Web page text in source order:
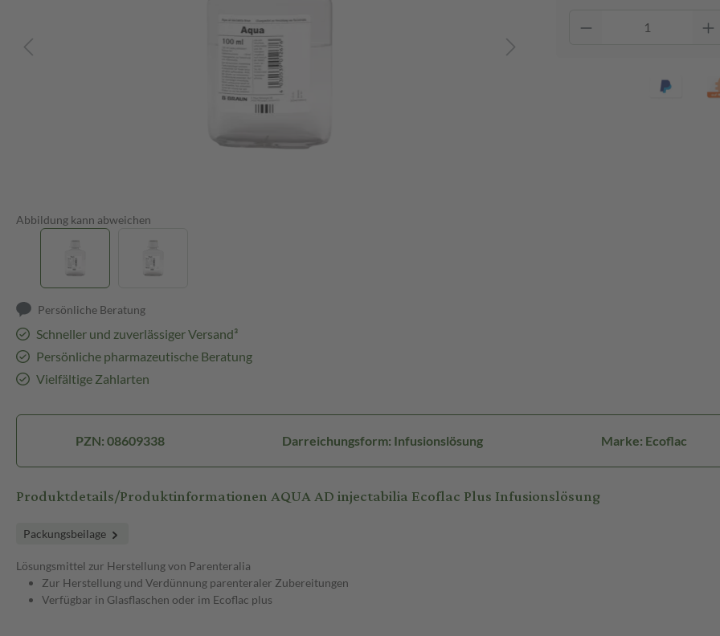
Abbildung kann abweichen
Persönliche Beratung
Schneller und zuverlässiger Versand³
Persönliche pharmazeutische Beratung
Vielfältige Zahlarten
PZN: 08609338 Darreichungsform: Infusionslösung Marke: Ecoflac
Produktdetails/Produktinformationen AQUA AD injectabilia Ecoflac Plus Infusionslösung
Packungsbeilage
Lösungsmittel zur Herstellung von Parenteralia
Zur Herstellung und Verdünnung parenteraler Zubereitungen
Verfügbar in Glasflaschen oder im Ecoflac plus